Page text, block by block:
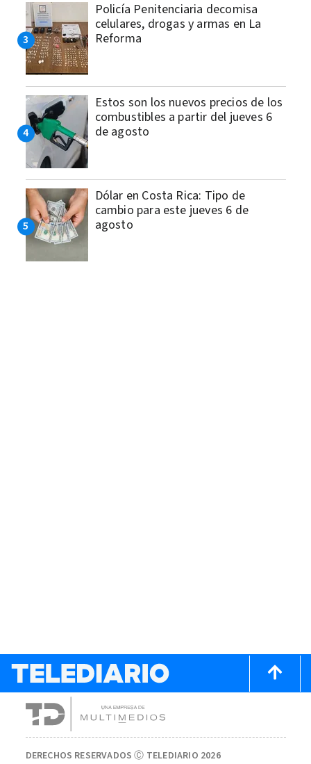
Policía Penitenciaria decomisa
celulares, drogas y armas en La
Reforma
Estos son los nuevos precios de los
combustibles a partir del jueves 6
de agosto
Dólar en Costa Rica: Tipo de
cambio para este jueves 6 de
agosto
DERECHOS RESERVADOS Ⓒ TELEDIARIO 2026